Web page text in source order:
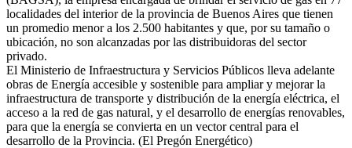
localidades del interior de la provincia de Buenos Aires que tienen
un promedio menor a los 2.500 habitantes y que, por su tamaño o
ubicación, no son alcanzadas por las distribuidoras del sector
privado.
El Ministerio de Infraestructura y Servicios Públicos lleva adelante
obras de Energía accesible y sostenible para ampliar y mejorar la
infraestructura de transporte y distribución de la energía eléctrica, el
acceso a la red de gas natural, y el desarrollo de energías renovables,
para que la energía se convierta en un vector central para el
desarrollo de la Provincia. (El Pregón Energético)